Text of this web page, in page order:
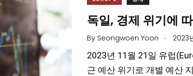
독일, 경제 위기에
By Seongwoen Yoon . 2023
2023년 11월 21일 유럽
근 예산 위기로 개별 예산